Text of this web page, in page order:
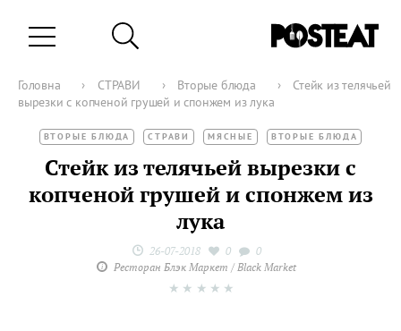
Головна › СТРАВИ › Вторые блюда ›
Стейк из телячьей
вырезки с копченой грушей и спонжем из лука
ВТОРЫЕ БЛЮДА СТРАВИ МЯСНЫЕ ВТОРЫЕ БЛЮДА
Стейк из телячьей вырезки с
копченой грушей и спонжем из
лука
26-07-2018 0
0
Ресторан Блэк Маркет / Black Market
★
★
★
★
★